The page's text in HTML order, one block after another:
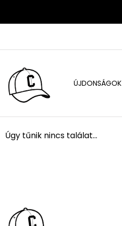
ÚJDONSÁGOK
Úgy tűnik nincs találat...